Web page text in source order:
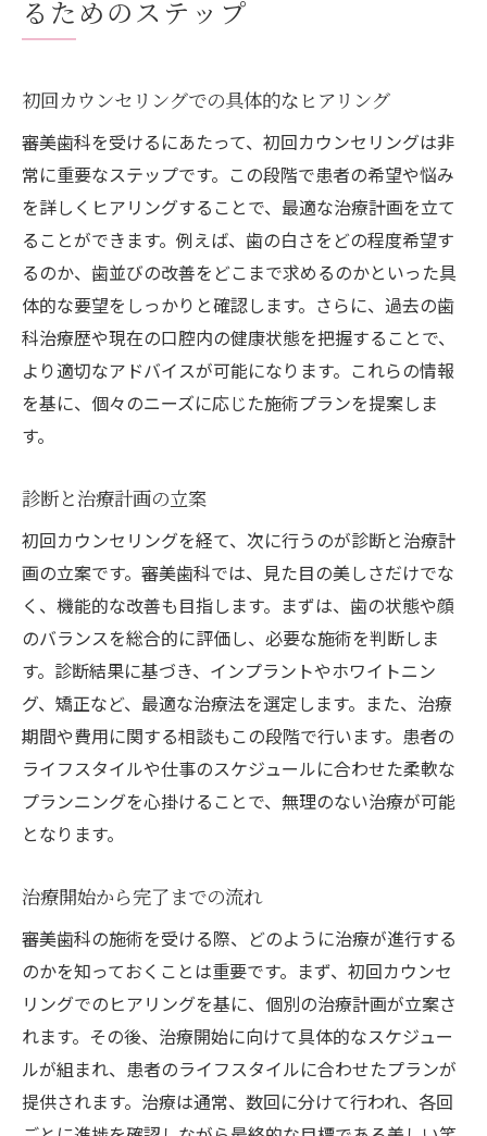
るためのステップ
初回カウンセリングでの具体的なヒアリング
審美歯科を受けるにあたって、初回カウンセリングは非
常に重要なステップです。この段階で患者の希望や悩み
を詳しくヒアリングすることで、最適な治療計画を立て
ることができます。例えば、歯の白さをどの程度希望す
るのか、歯並びの改善をどこまで求めるのかといった具
体的な要望をしっかりと確認します。さらに、過去の歯
科治療歴や現在の口腔内の健康状態を把握することで、
より適切なアドバイスが可能になります。これらの情報
を基に、個々のニーズに応じた施術プランを提案しま
す。
診断と治療計画の立案
初回カウンセリングを経て、次に行うのが診断と治療計
画の立案です。審美歯科では、見た目の美しさだけでな
く、機能的な改善も目指します。まずは、歯の状態や顔
のバランスを総合的に評価し、必要な施術を判断しま
す。診断結果に基づき、インプラントやホワイトニン
グ、矯正など、最適な治療法を選定します。また、治療
期間や費用に関する相談もこの段階で行います。患者の
ライフスタイルや仕事のスケジュールに合わせた柔軟な
プランニングを心掛けることで、無理のない治療が可能
となります。
治療開始から完了までの流れ
審美歯科の施術を受ける際、どのように治療が進行する
のかを知っておくことは重要です。まず、初回カウンセ
リングでのヒアリングを基に、個別の治療計画が立案さ
れます。その後、治療開始に向けて具体的なスケジュー
ルが組まれ、患者のライフスタイルに合わせたプランが
提供されます。治療は通常、数回に分けて行われ、各回